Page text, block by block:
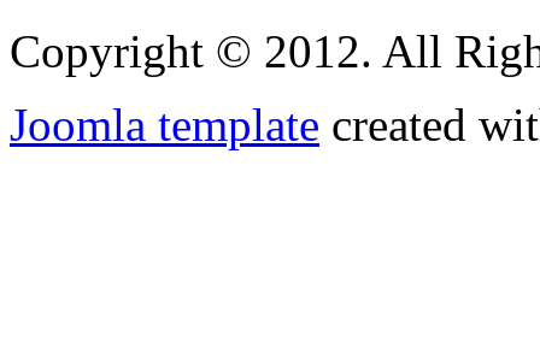
Copyright © 2012. All
Joomla template created